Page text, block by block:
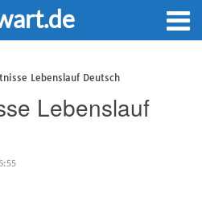
Lebenslauf Deutsch
Lebenslauf